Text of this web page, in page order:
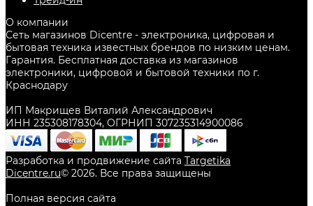
О компании
Сеть магазинов Dicentre - электроника, цифровая и
бытовая техника известных брендов по низким ценам.
Гарантия. Бесплатная доставка из магазинов
электроники, цифровой и бытовой техники по г.
Краснодару
ИП Макрищев Виталий Александрович
ИНН 235308178304, ОГРНИП 307235314900086
Разработка и продвижение сайта Targetika
Dicentre.ru© 2026. Все права защищены
Полная версия сайта